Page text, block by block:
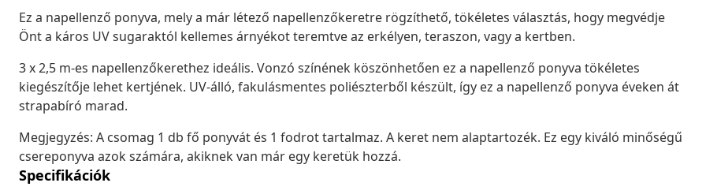
Ez a napellenző ponyva, mely a már létező napellenzőkeretre rögzíthető, tökéletes választás, hogy megvédje
Önt a káros UV sugaraktól kellemes árnyékot teremtve az erkélyen, teraszon, vagy a kertben.
3 x 2,5 m-es napellenzőkerethez ideális. Vonzó színének köszönhetően ez a napellenző ponyva tökéletes
kiegészítője lehet kertjének. UV-álló, fakulásmentes poliészterből készült, így ez a napellenző ponyva éveken át
strapabíró marad.
Megjegyzés: A csomag 1 db fő ponyvát és 1 fodrot tartalmaz. A keret nem alaptartozék. Ez egy kiváló minőségű
csereponyva azok számára, akiknek van már egy keretük hozzá.
Specifikációk